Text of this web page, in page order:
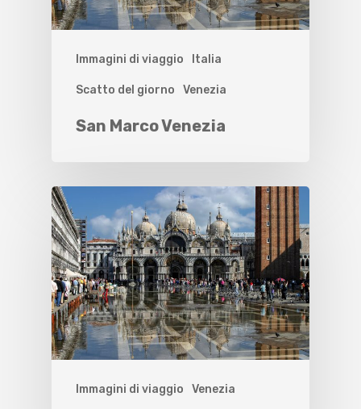
Immagini di viaggio Italia
Scatto del giorno Venezia
San Marco Venezia
Immagini di viaggio Venezia